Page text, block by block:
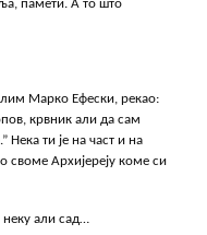
памети. А то што
Марко Ефески, рекао:
крвник али да сам
Нека ти је на част и на
Архијереју коме си
али сад…